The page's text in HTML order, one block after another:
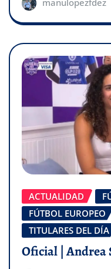
ACTUALIDAD
FÚTBOL EUROPEO
TITULARES DEL DÍA
Oficial | Andrea